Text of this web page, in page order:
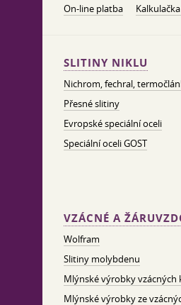
On-line platba
SLITINY NIKLU
Nichrom, fechral,
Přesné slitiny
Evropské speciální oceli
Speciální oceli GOST
VZÁCNÉ A
Wolfram
Slitiny molybdenu
Mlýnské výrobky vzácných
Mlýnské výrobky ze